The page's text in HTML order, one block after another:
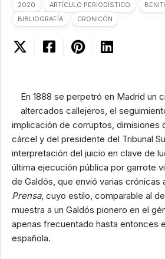
2020 ARTÍCULO PERIODÍSTICO
BIBLIOGRAFÍA
CRONICÓN
En 1888 se perpetró en Madrid un
altercados callejeros, el
implicación de corruptos, dimisiones
cárcel y del presidente del Tribunal
interpretación del juicio en clave de
última ejecución pública por garrote
de Galdós, que envió varias crónicas
Prensa, cuyo estilo, comparable al
muestra a un Galdós pionero en el
apenas frecuentado hasta entonces
española.